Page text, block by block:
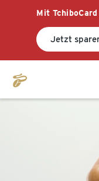
Mit
Jetzt